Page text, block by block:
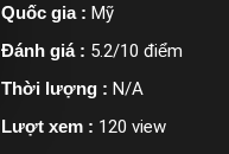
Quốc gia : Mỹ
Đánh giá : 5.2/10 điểm
Thời lượng : N/A
Lượt xem : 120 view